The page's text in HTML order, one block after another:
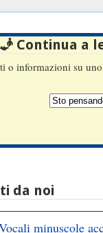
🧞 Continua a
o informazioni su
da noi
minuscole